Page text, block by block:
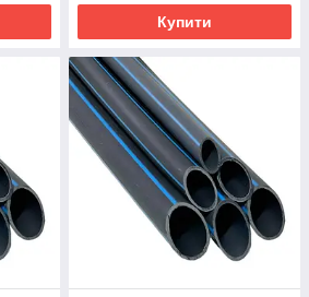
Купити